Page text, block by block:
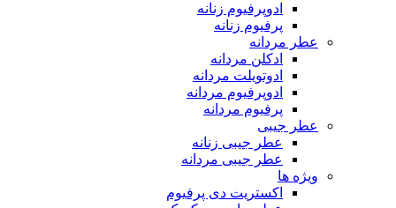
ادوپرفیوم زنانه
پرفیوم زنانه
عطر مردانه
ادکلن مردانه
ادوتویلت مردانه
ادوپرفیوم مردانه
پرفیوم مردانه
عطر جیبی
عطر جیبی زنانه
عطر جیبی مردانه
ویژه ها
اکستریت دی پرفیوم